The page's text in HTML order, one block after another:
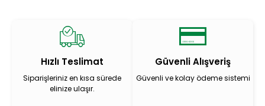
Hızlı Teslimat
Siparişleriniz en kısa sürede
elinize ulaşır.
Güvenli Alışveriş
Güvenli ve kolay ödeme sistemi